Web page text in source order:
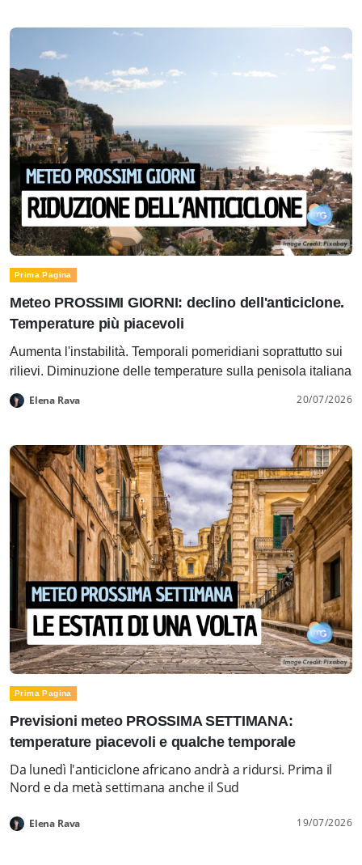
Prima Pagina
Meteo PROSSIMI GIORNI: declino dell'anticiclone.
Temperature più piacevoli
Aumenta l'instabilità. Temporali pomeridiani soprattutto sui
rilievi. Diminuzione delle temperature sulla penisola italiana
Elena Rava 20/07/2026
Prima Pagina
Previsioni meteo PROSSIMA SETTIMANA:
temperature piacevoli e qualche temporale
Da lunedì l'anticiclone africano andrà a ridursi. Prima il
Nord e da metà settimana anche il Sud
Elena Rava 19/07/2026